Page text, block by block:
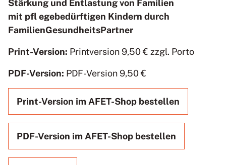
Stärkung und Entlastung von Familien
mit pfl egebedürftigen Kindern durch
FamilienGesundheitsPartner
Print-Version: Printversion 9,50 € zzgl. Porto
PDF-Version: PDF-Version 9,50 €
Print-Version im AFET-Shop bestellen
PDF-Version im AFET-Shop bestellen